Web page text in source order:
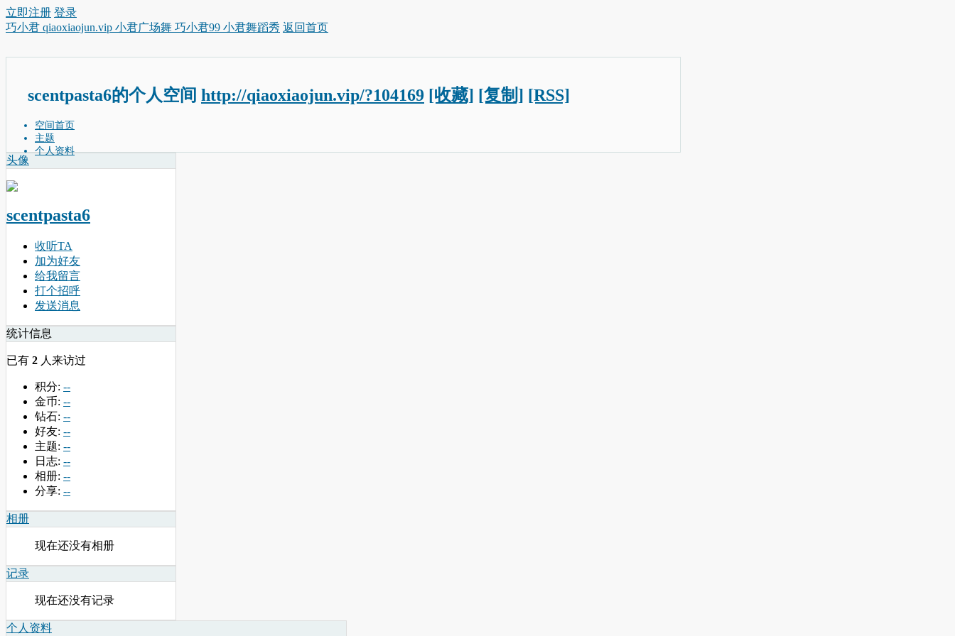
立即注册 登录
巧小君 qiaoxiaojun.vip 小君广场舞 巧小君99 小君舞蹈秀 返回首页
scentpasta6的个人空间 http://qiaoxiaojun.vip/?104169 [收藏] [复制] [RSS]
空间首页
主题
个人资料
头像
scentpasta6
收听TA
加为好友
给我留言
打个招呼
发送消息
统计信息
已有 2 人来访过
积分: --
金币: --
钻石: --
好友: --
主题: --
日志: --
相册: --
分享: --
相册
现在还没有相册
记录
现在还没有记录
个人资料